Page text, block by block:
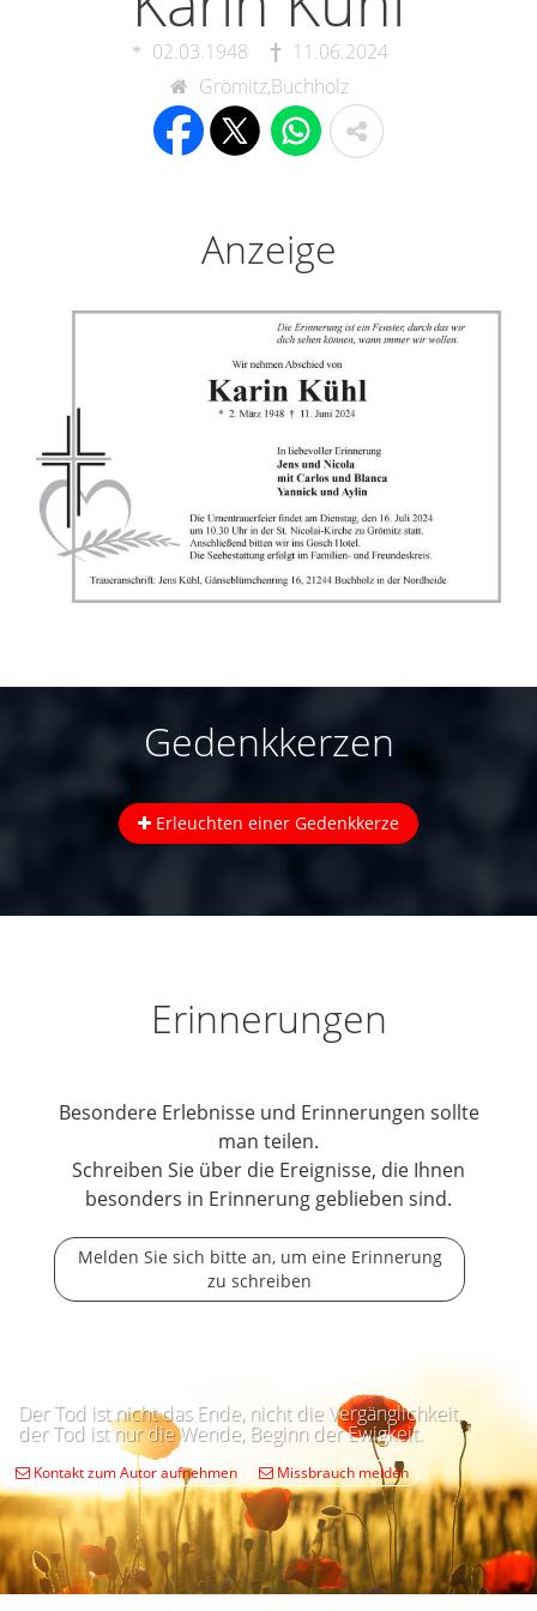
02.03.1948
11.06.2024
Grömitz,Buchholz
Anzeige
Gedenkkerzen
Erleuchten einer Gedenkkerze
Erinnerungen
Besondere Erlebnisse und Erinnerungen sollte
man teilen.
Schreiben Sie über die Ereignisse, die Ihnen
besonders in Erinnerung geblieben sind.
Melden Sie sich bitte an, um eine Erinnerung
zu schreiben
Der Tod ist nicht das Ende, nicht die Vergänglichkeit,
der Tod ist nur die Wende, Beginn der Ewigkeit.
Kontakt zum Autor aufnehmen Missbrauch melden